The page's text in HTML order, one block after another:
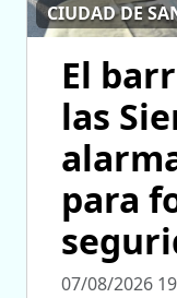
CIUDAD DE
El
las
para
07/08/2026